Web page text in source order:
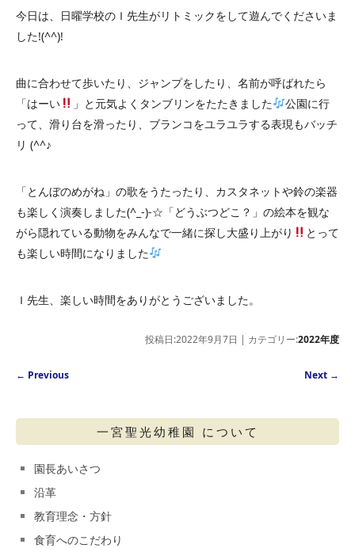
今日は、日曜学校のＩ先生がリトミックをして遊んでくださいま
した!(^^)!
曲に合わせて歩いたり、ジャンプをしたり、名前が呼ばれたら
「はーい
」と元気よくタンブリンをたたきました
公園に行
って、滑り台を滑ったり、ブランコをユラユラする表現もバッチ
リ (^^♪
「とんぼのめがね」の歌をうたったり、カスタネットや鈴の楽器
も楽しく演奏しました(^_-)-☆「どうぶつどこ？」の絵本を観な
がら隠れている動物をみんなで一緒に探し大盛り上がり
とって
も楽しい時間になりました
Ｉ先生、楽しい時間をありがとうございました。
投稿日:2022年9月7日 | カテゴリー:2022年度
Post navigation
← Previous Next →
一宮聖光幼稚園 について
園長あいさつ
沿革
教育理念・方針
食育へのこだわり